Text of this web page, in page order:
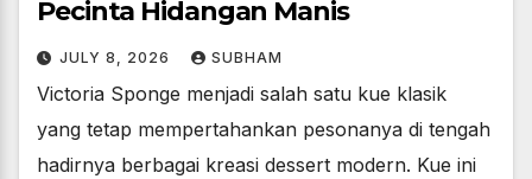
Pecinta Hidangan Manis
JULY 8, 2026 SUBHAM
Victoria Sponge menjadi salah satu kue klasik
yang tetap mempertahankan pesonanya di tengah
hadirnya berbagai kreasi dessert modern. Kue ini